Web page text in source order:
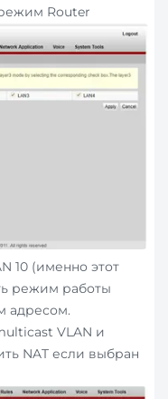
Router
10 (именно этот
режим работы
адресом.
VLAN и
NAT если выбран